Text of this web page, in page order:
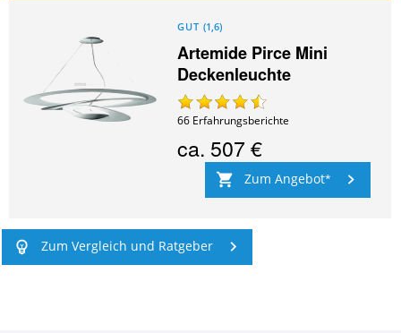
GUT (1,6)
Artemide Pirce Mini
Deckenleuchte
66 Erfahrungsberichte
ca. 507 €
Zum Angebot
Zum Vergleich und Ratgeber